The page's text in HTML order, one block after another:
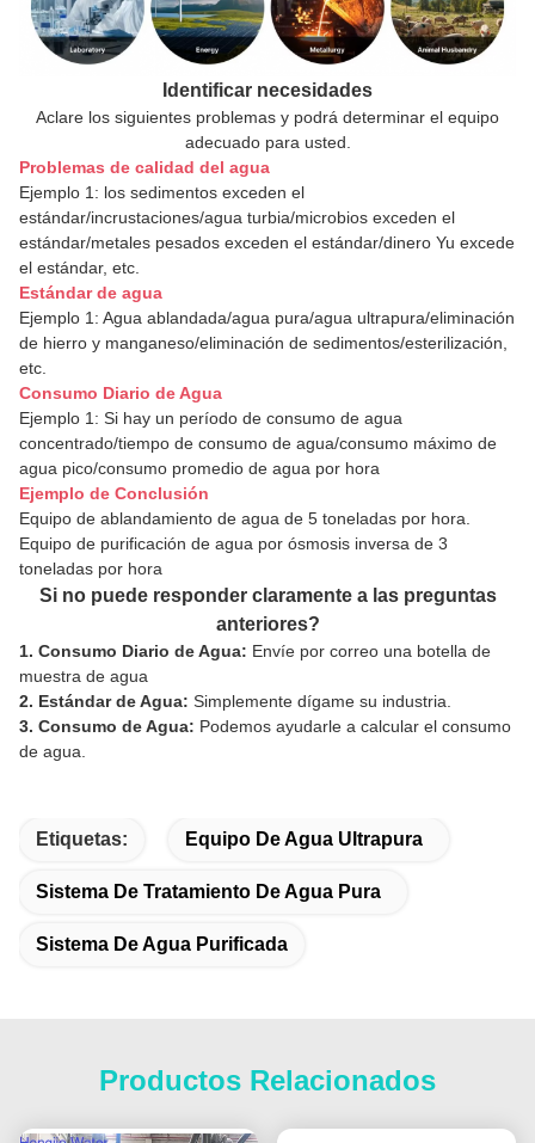
Identificar necesidades
Aclare los siguientes problemas y podrá determinar el equipo
adecuado para usted.
Problemas de calidad del agua
Ejemplo 1: los sedimentos exceden el
estándar/incrustaciones/agua turbia/microbios exceden el
estándar/metales pesados exceden el estándar/dinero Yu excede
el estándar, etc.
Estándar de agua
Ejemplo 1: Agua ablandada/agua pura/agua ultrapura/eliminación
de hierro y manganeso/eliminación de sedimentos/esterilización,
etc.
Consumo Diario de Agua
Ejemplo 1: Si hay un período de consumo de agua
concentrado/tiempo de consumo de agua/consumo máximo de
agua pico/consumo promedio de agua por hora
Ejemplo de Conclusión
Equipo de ablandamiento de agua de 5 toneladas por hora.
Equipo de purificación de agua por ósmosis inversa de 3
toneladas por hora
Si no puede responder claramente a las preguntas
anteriores?
1. Consumo Diario de Agua: Envíe por correo una botella de
muestra de agua
2. Estándar de Agua: Simplemente dígame su industria.
3. Consumo de Agua: Podemos ayudarle a calcular el consumo
de agua.
Etiquetas: Equipo De Agua Ultrapura
Sistema De Tratamiento De Agua Pura
Sistema De Agua Purificada
Productos Relacionados